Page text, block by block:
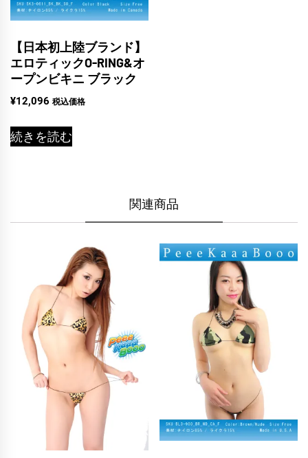
【日本初上陸ブランド】
エロティックO-RING&オ
ープンビキニ ブラック
¥12,096 税込価格
続きを読む
関連商品